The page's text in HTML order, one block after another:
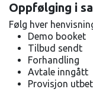
Oppfølging i
Følg hver
Demo booket
Tilbud sendt
Forhandling
Avtale inngått
Provisjon